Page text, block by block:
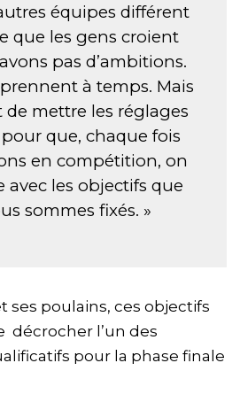
équipes différent
que les gens croient
pas d’ambitions.
à temps. Mais
de mettre les réglages
pour que, chaque fois
en compétition, on
avec les objectifs que
sommes fixés. »
ses poulains, ces objectifs
décrocher l’un des
pour la phase finale